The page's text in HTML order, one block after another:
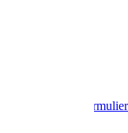
Retourformulier